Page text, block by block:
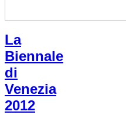
La
Biennale
di
Venezia
2012